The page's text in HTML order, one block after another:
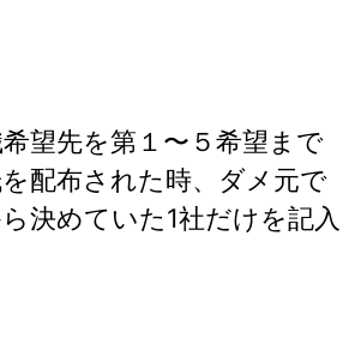
望先を第１〜５希望まで
配布された時、ダメ元で
決めていた1社だけを記入